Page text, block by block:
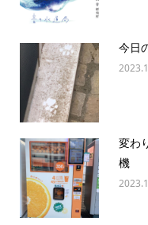
今日
変わ
機